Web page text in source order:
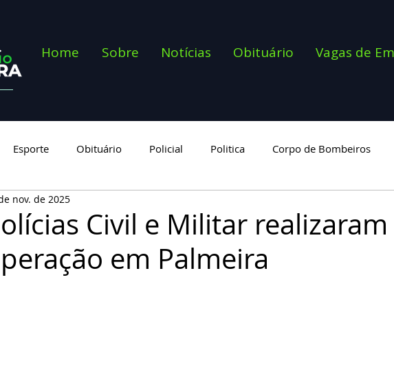
Home Sobre Notícias Obituário Vagas de
Esporte Obituário Policial Politica Corpo de Bombeiros
Geral Nova categoria
Civil e Militar realizaram
em Palmeira
nov. de 2025